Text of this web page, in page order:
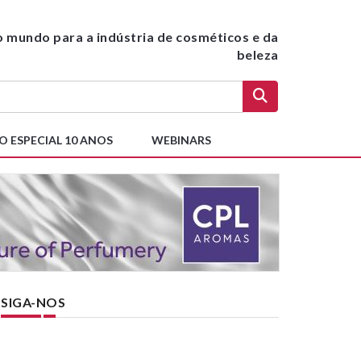
mundo para a indústria de cosméticos e da
beleza
ESPECIAL 10 ANOS WEBINARS
SIGA-NOS